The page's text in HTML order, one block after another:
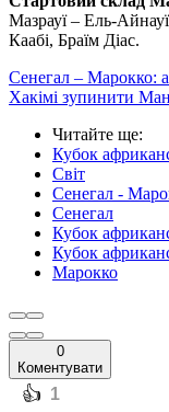
Мазрауї – Ель-
Каабі, Браїм Діас.
Сенегал – Марокко:
Хакімі зупинити
Читайте ще:
Кубок
Світ
Сенегал -
Сенегал
Кубок
Кубок
Марокко
0
Коментувати
️👍 1